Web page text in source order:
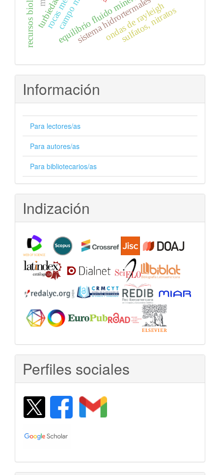
ondas de rayleigh
equilibrio fluido mineral
sistema hidrortermales
sulfatos, nitratos
Información
Para lectores/as
Para autores/as
Para bibliotecarios/as
Indización
Perfiles sociales